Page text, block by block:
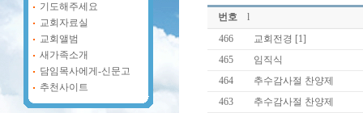
기도해주세요
교회자료실
교회앨범
새가족소개
담임목사에게-신문고
추천사이트
번호
l
466
교회전경 [1]
465
임직식
464
추수감사절 찬양제
463
추수감사절 찬양제